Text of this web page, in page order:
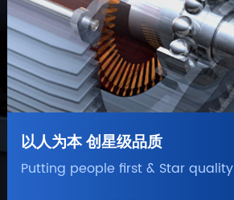
以人为本 创星级品质
Putting people first & Star quality